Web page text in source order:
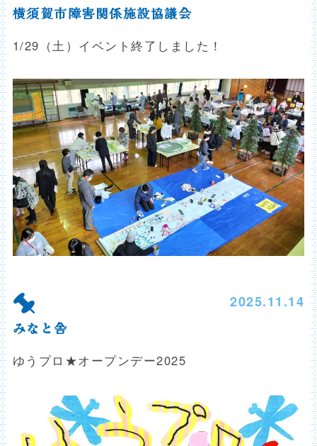
横須賀市障害関係施設協議会
1/29（土）イベント終了しました！
2025.11.14
みなと舎
ゆうプロ★オープンデー2025